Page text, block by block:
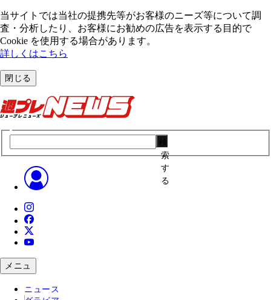
当サイトでは当社の提携先等がお客様のニーズ等について調
査・分析したり、お客様にお勧めの広告を表⽰する⽬的で
Cookie を使⽤する場合があります。
詳しくはこちら
閉じる
索
す
る
メニュ
ニュース